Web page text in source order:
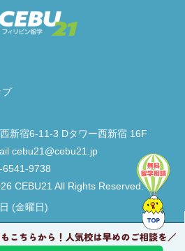
プ
新宿6-11-3 Dタワー西新宿 16F
cebu21@cebu21.jp
6541-9738
CEBU21 All Rights Reserved.
(金曜日)